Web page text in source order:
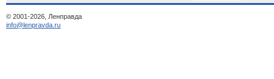
© 2001-2026, Ленправда
info@lenpravda.ru